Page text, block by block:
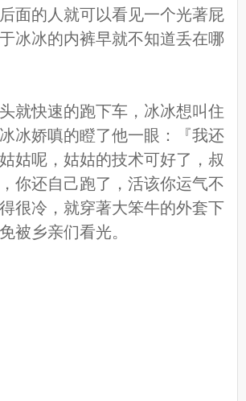
面的人就可以看见一个光著屁
冰冰的内裤早就不知道丢在哪
就快速的跑下车，冰冰想叫住
冰娇嗔的瞪了他一眼：『我还
姑呢，姑姑的技术可好了，叔
你还自己跑了，活该你运气不
很冷，就穿著大笨牛的外套下
被乡亲们看光。